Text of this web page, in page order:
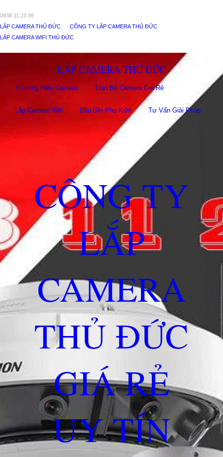
0938 11 23 99
LẮP CAMERA THỦ ĐỨC
CÔNG TY LẮP CAMERA THỦ ĐỨC
LẮP CAMERA WIFI THỦ ĐỨC
LẮP CAMERA THỦ ĐỨC
Thương Hiệu Camera Trọn Bộ Camera Giá Rẻ
Lắp Camera Wifi Đầu Ghi Phụ Kiên Tư Vấn Giải Pháp
CÔNG TY
LẮP
CAMERA
THỦ ĐỨC
GIÁ RẺ
UY TÍN